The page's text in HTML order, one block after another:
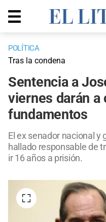
POLÍTICA
Tras la condena
Sentencia a
viernes darán a
fundamentos
El ex senador nacional y
hallado responsable de
ir 16 años a prisión.